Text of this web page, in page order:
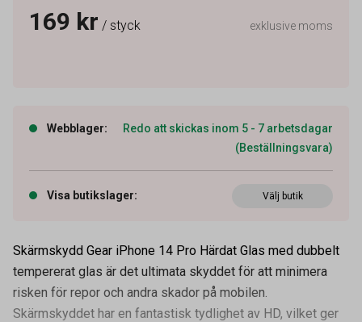
169 kr / styck exklusive moms
Webblager:
Redo att skickas inom 5 - 7 arbetsdagar
(Beställningsvara)
Visa butikslager: Välj butik
Skärmskydd Gear iPhone 14 Pro Härdat Glas med dubbelt
tempererat glas är det ultimata skyddet för att minimera
risken för repor och andra skador på mobilen.
Skärmskyddet har en fantastisk tydlighet av HD, vilket ger